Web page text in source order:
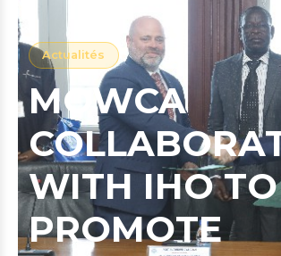
Actualités
MOWCA
WITH IHO TO
PROMOTE